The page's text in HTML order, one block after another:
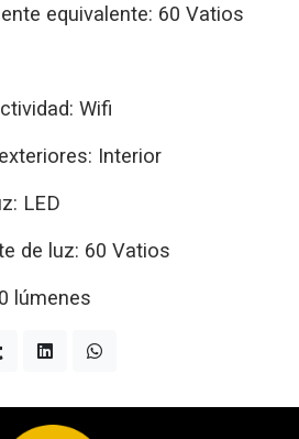
equivalente: ‎60 Vatios
Wifi
Interior
LED
de luz: ‎60 Vatios
lúmenes